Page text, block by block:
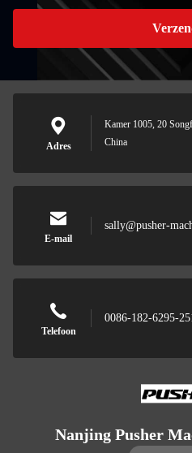
Adres
Kamer 1005, 20
China
E-mail
sally@pusher-
Telefoon
0086-182-6295-
Nanjing Pusher